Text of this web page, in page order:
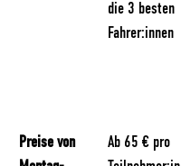
die 3 besten
Fahrer:innen
Preise von
Ab 65 € pro